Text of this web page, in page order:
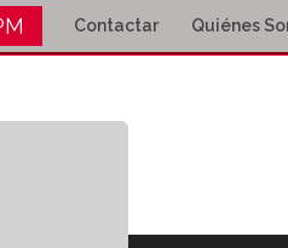
Contactar Quiénes